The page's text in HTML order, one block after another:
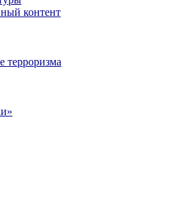
контент
терроризма